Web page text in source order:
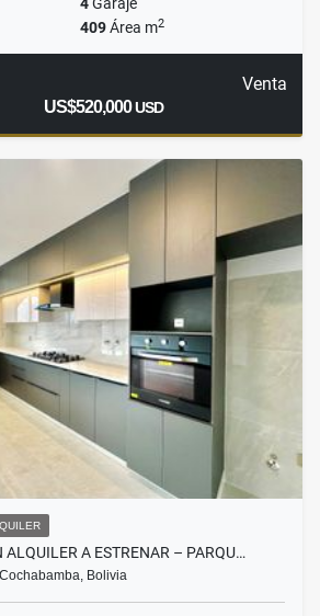
409Área m2
Venta
US$520,000USD
ALQUILER A ESTRENAR – PARQU…
Bolivia